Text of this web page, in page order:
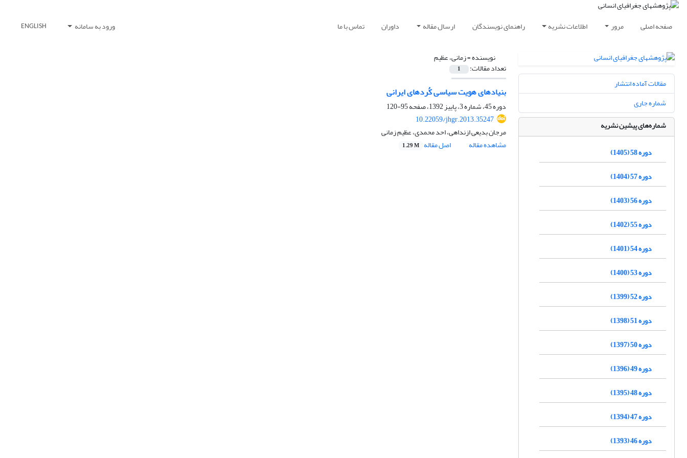
صفحه اصلی مرور اطلاعات نشریه راهنمای نویسندگان ارسال مقاله داوران تماس با ما ورود به سامانه ENGLISH
نویسنده =زمانی، عظیم
تعداد مقالات: 1
بنیادهای هویت سیاسی کُردهای ایرانی
دوره 45، شماره 3، پاییز 1392، صفحه
95-120
10.22059/jhgr.2013.35247
مرجان بدیعی ازنداهی، احد محمدی، عظیم زمانی
مشاهده مقاله
اصل مقاله 1.29 M
مقالات آماده انتشار
شماره جاری
شماره‌های پیشین نشریه
دوره 58 (1405)
دوره 57 (1404)
دوره 56 (1403)
دوره 55 (1402)
دوره 54 (1401)
دوره 53 (1400)
دوره 52 (1399)
دوره 51 (1398)
دوره 50 (1397)
دوره 49 (1396)
دوره 48 (1395)
دوره 47 (1394)
دوره 46 (1393)